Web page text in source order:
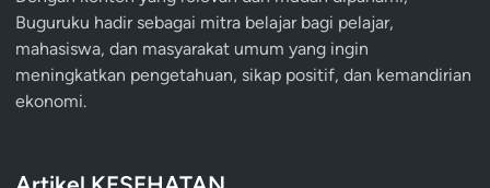
Buguruku hadir sebagai mitra belajar bagi pelajar,
mahasiswa, dan masyarakat umum yang ingin
meningkatkan pengetahuan, sikap positif, dan kemandirian
ekonomi.